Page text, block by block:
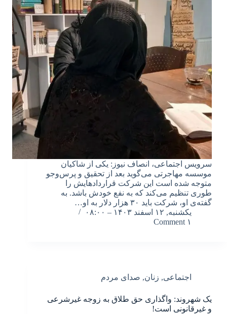
سرویس اجتماعی، انصاف نیوز: یکی از شاکیان
موسسه مهاجرتی می‌گوید بعد از تحقیق و پرس‌وجو
متوجه شده است این شرکت قراردادهایش را
طوری تنظیم می‌کند که به نفع خودش باشد. به
گفته‌ی او، شرکت باید ۳۰ هزار دلار به او…
یکشنبه, ۱۲ اسفند ۱۴۰۳ – ۰۸:۰۰
۱ Comment
اجتماعی, زنان, صدای مردم
یک شهروند: واگذاری حق طلاق به زوجه غیرشرعی
و غیرقانونی است!